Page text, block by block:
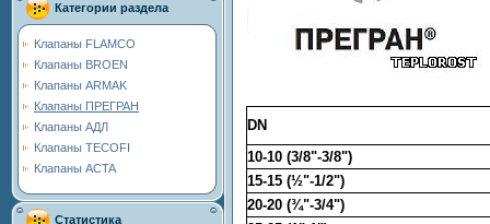
Категории раздела
Клапаны FLAMCO
Клапаны BROEN
Клапаны ARMAK
Клапаны ПРЕГРАН
Клапаны АДЛ
Клапаны TECOFI
Клапаны ACTA
Статистика
DN
10-10 (3/8"-3/8")
15-15 (½"-1/2")
20-20 (¾"-3/4")